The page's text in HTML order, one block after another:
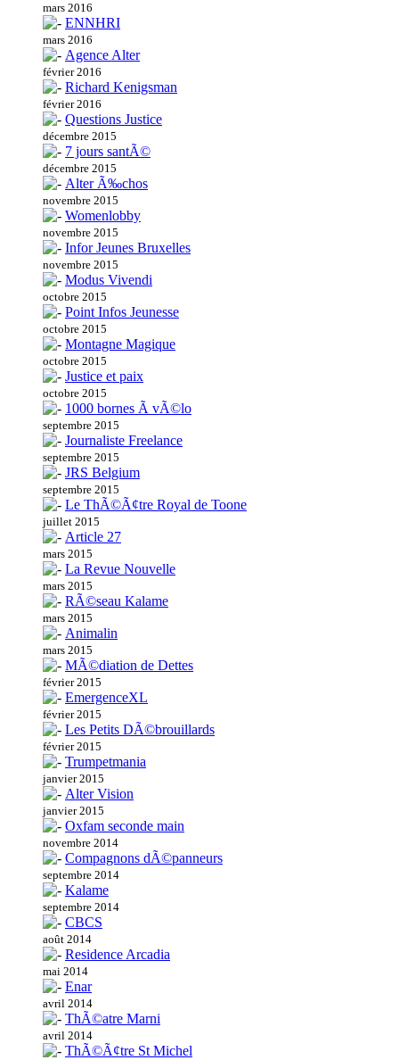
mars 2016
ENNHRI
mars 2016
Agence Alter
février 2016
Richard Kenigsman
février 2016
Questions Justice
décembre 2015
7 jours santÃ©
décembre 2015
Alter Ã‰chos
novembre 2015
Womenlobby
novembre 2015
Infor Jeunes Bruxelles
novembre 2015
Modus Vivendi
octobre 2015
Point Infos Jeunesse
octobre 2015
Montagne Magique
octobre 2015
Justice et paix
octobre 2015
1000 bornes Ã vÃ©lo
septembre 2015
Journaliste Freelance
septembre 2015
JRS Belgium
septembre 2015
Le ThÃ©Ã¢tre Royal de Toone
juillet 2015
Article 27
mars 2015
La Revue Nouvelle
mars 2015
RÃ©seau Kalame
mars 2015
Animalin
mars 2015
MÃ©diation de Dettes
février 2015
EmergenceXL
février 2015
Les Petits DÃ©brouillards
février 2015
Trumpetmania
janvier 2015
Alter Vision
janvier 2015
Oxfam seconde main
novembre 2014
Compagnons dÃ©panneurs
septembre 2014
Kalame
septembre 2014
CBCS
août 2014
Residence Arcadia
mai 2014
Enar
avril 2014
ThÃ©atre Marni
avril 2014
ThÃ©Ã¢tre St Michel